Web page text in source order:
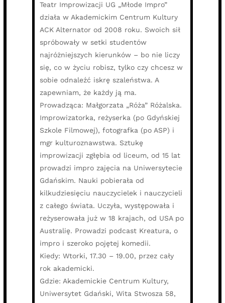
Teatr Improwizacji UG „Młode Impro”
działa w Akademickim Centrum Kultury
ACK Alternator od 2008 roku. Swoich sił
spróbowały w setki studentów
najróżniejszych kierunków – bo nie liczy
się, co w życiu robisz, tylko czy chcesz w
sobie odnaleźć iskrę szaleństwa. A
zapewniam, że każdy ją ma.
Prowadząca: Małgorzata „Róża” Różalska.
Improwizatorka, reżyserka (po Gdyńskiej
Szkole Filmowej), fotografka (po ASP) i
mgr kulturoznawstwa. Sztukę
improwizacji zgłębia od liceum, od 15 lat
prowadzi impro zajęcia na Uniwersytecie
Gdańskim. Nauki pobierała od
kilkudziesięciu nauczycielek i nauczycieli
z całego świata. Uczyła, występowała i
reżyserowała już w 18 krajach, od USA po
Australię. Prowadzi podcast Kreatura, o
impro i szeroko pojętej komedii.
Kiedy: Wtorki, 17.30 – 19.00, przez cały
rok akademicki.
Gdzie: Akademickie Centrum Kultury,
Uniwersytet Gdański, Wita Stwosza 58,